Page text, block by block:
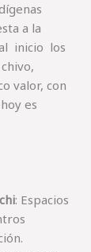
a la
inicio los
valor, con
es
: Espacios